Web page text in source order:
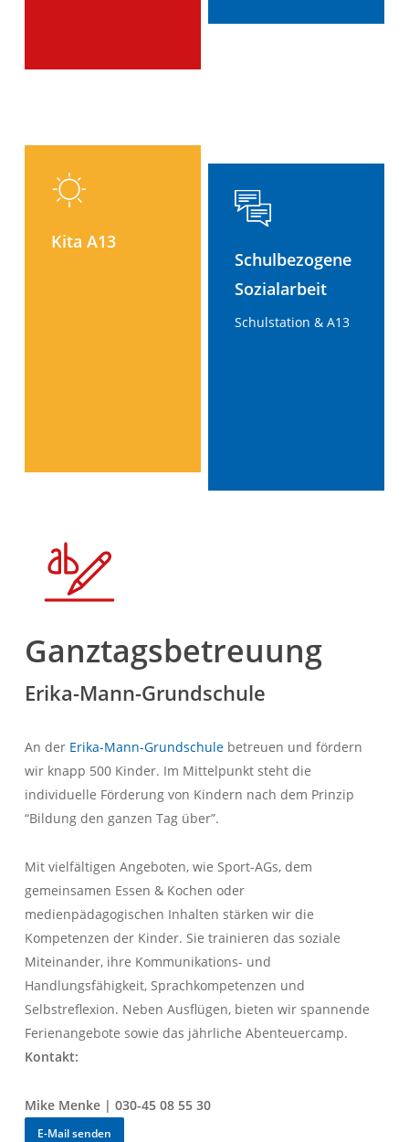
Kita A13
Schulbezogene
Sozialarbeit
Schulstation & A13
Ganztagsbetreuung
Erika-Mann-Grundschule
An der Erika-Mann-Grundschule betreuen und fördern
wir knapp 500 Kinder. Im Mittelpunkt steht die
individuelle Förderung von Kindern nach dem Prinzip
“Bildung den ganzen Tag über”.
Mit vielfältigen Angeboten, wie Sport-AGs, dem
gemeinsamen Essen & Kochen oder
medienpädagogischen Inhalten stärken wir die
Kompetenzen der Kinder. Sie trainieren das soziale
Miteinander, ihre Kommunikations- und
Handlungsfähigkeit, Sprachkompetenzen und
Selbstreflexion. Neben Ausflügen, bieten wir spannende
Ferienangebote sowie das jährliche Abenteuercamp.
Kontakt:
Mike Menke | 030-45 08 55 30
E-Mail senden